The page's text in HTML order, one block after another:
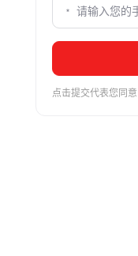
点击提交代表您同意